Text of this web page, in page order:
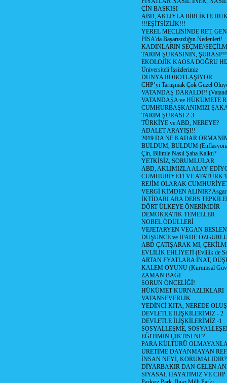
ÇİN BASKISI
ABD, AKLIYLA BİRLİKTE
!!!EŞİTSİZLİK!!!
YEREL MECLİSİNDE RET,
PİSA'da Başarısızlığın Nedenleri!
KADINLARIN SEÇME//
TARIM ŞURASININ, ŞURASI!!!
EKOLOJİK KAOSA DOĞRU
Üniversiteli İşsizlerimiz
DÜNYA ROBOTLAŞIYOR
CHP’yi Tartışmak Çok Güzel
VATANDAŞ DARALDI!!
VATANDAŞA ve HÜKÜMETE
CUMHURBAŞKANIMIZI
TARIM ŞURASI 2-3
TÜRKİYE ve ABD, NEREYE?
ADALET ARAYIŞI!!
2019 DA NE KADAR
BULDUM, BULDUM
Çin, Bilimle Nasıl Şaha Kalktı?
YETKİSİZ, SORUMLULAR
ABD, AKLIMIZLA ALAY
CUMHURİYETİ VE
REJİM OLARAK
VERGİ KİMDEN ALINIR?
İKTİDARLARA DERS
DÖRT ÜLKEYE ÖNERİMDİR
DEMOKRATİK TEMELLER
NOBEL ÖDÜLLERİ
VEJETARYEN VEGAN
DÜŞÜNCE ve İFADE
ABD ÇATIŞARAK MI,
EVLİLİK EHLİYETİ (Evlilik de
ARTAN FYATLARA İNAT,
KALEM OYUNU (Kurumsal
ZAMAN BAĞI
SORUN ÖNCELİĞİ!
HÜKÜMET KURNAZLIKLARI
VATANSEVERLİK
YEDİNCİ KITA, NEREDE
DEVLETLE İLİŞKİLERİMİZ - 2
DEVLETLE İLİŞKİLERİMİZ -1
SOSYALLEŞME,
EĞİTİMİN ÇIKTISI NE?
PARA KÜLTÜRÜ
ÜRETİME DAYANMAYAN
İNSAN NEYİ, KORUMALIDIR?
DİYARBAKIR DAN GELEN
SİYASAL HAYATIMIZ VE CHP